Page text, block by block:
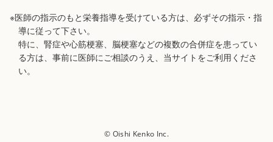
※医師の指示のもと栄養指導を受けている方は、必ずその指示・指
導に従って下さい。
特に、腎症や心筋梗塞、脳梗塞などの複数の合併症を患ってい
る方は、事前に医師にご相談のうえ、当サイトをご利用くださ
い。
© Oishi Kenko Inc.